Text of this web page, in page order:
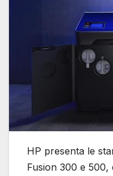
HP presenta le
Fusion 300 e